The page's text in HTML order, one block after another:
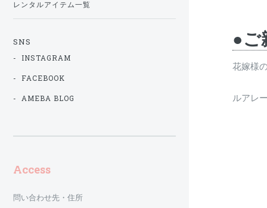
●ご
花嫁様
ルアレ
レンタルアイテム一覧
SNS
- INSTAGRAM
- FACEBOOK
- AMEBA BLOG
Access
問い合わせ先・住所